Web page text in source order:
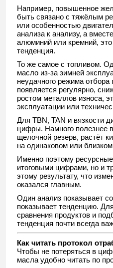
Например, повышенное
быть связано с тяжёлым
или особенностью
анализа к анализу, а
алюминий или кремний,
тенденция.
То же самое с топливом.
масло из-за зимней
неудачного режима
появляется регулярно,
ростом металлов износа,
эксплуатации или
Для TBN, TAN и вязкости
цифры. Намного полезнее
щелочной резерв, растёт
на одинаковом или
Именно поэтому
итоговыми цифрами, но и
этому результату, что
оказался главным.
Один анализ показывает
показывает тенденцию.
сравнения продуктов и
тенденция почти всегда
Как читать протокол
Чтобы не потеряться в
масла удобно читать по